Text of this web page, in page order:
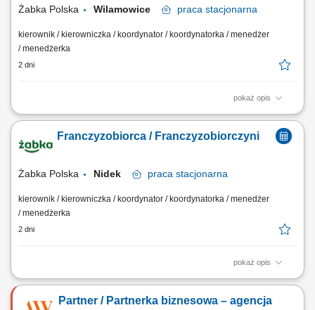
Żabka Polska Wilamowice praca stacjonarna
kierownik / kierowniczka / koordynator / koordynatorka / menedżer
/ menedżerka
2 dni
pokaż opis
Główne zadania: Prowadzenie własnej działalności gospodarczej w
obsługi. Monitorowanie stanów magazynowych i zamówień.
Dostosowywanie asortymentu sklepu do potrzeb lokalnego rynku.
Franczyzobiorca / Franczyzobiorczyni
Żabka Polska Nidek praca stacjonarna
kierownik / kierowniczka / koordynator / koordynatorka / menedżer
/ menedżerka
2 dni
pokaż opis
Główne zadania: Prowadzenie własnej działalności gospodarczej w
obsługi. Monitorowanie stanów magazynowych i zamówień.
Partner / Partnerka biznesowa – agencja